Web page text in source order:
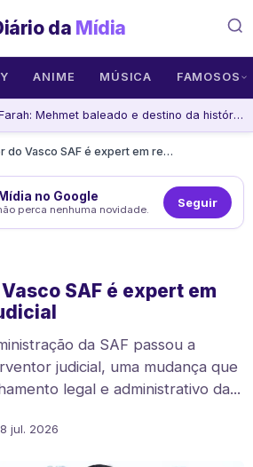
da Mídia
ANIME MÚSICA FAMOSOS
Meu Nome é Farah: Mehmet baleado e destino da história em aberto
Interventor do Vasco SAF é expert em recuperação judicial
no Google
perca nenhuma novidade. Seguir
SAF é expert em
da SAF passou a
judicial, uma mudança que
legal e administrativo da...
jul. 2026